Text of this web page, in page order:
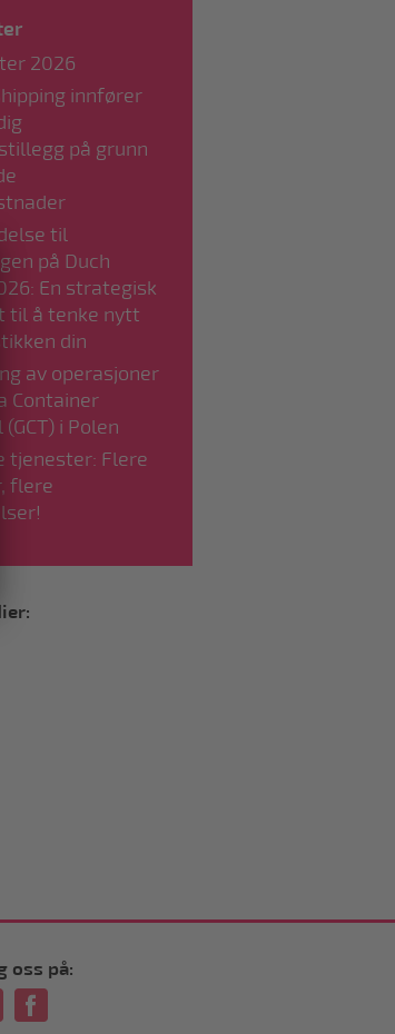
2026
innfører
på grunn
til
på Duch
En strategisk
til å tenke nytt
din
av operasjoner
Container
i Polen
tjenester: Flere
flere
oss på: